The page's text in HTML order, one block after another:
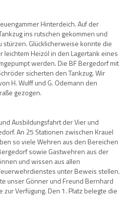
Hinterdeich. Auf der
ins rutschen gekommen und
stürzen. Glücklicherweise konnte die
leichtem Heizöl in den Lagertank eines
werden. Die BF Bergedorf mit
sicherten den Tankzug. Wir
H. Wulff und G. Odemann den
gezogen.
Ausbildungsfahrt der Vier und
An 25 Stationen zwischen Krauel
so viele Wehren aus den Bereichen
sowie Gastwehren aus der
und wissen aus allen
unter Beweis stellen.
unser Gönner und Freund Bernhard
zur Verfügung. Den 1. Platz belegte die